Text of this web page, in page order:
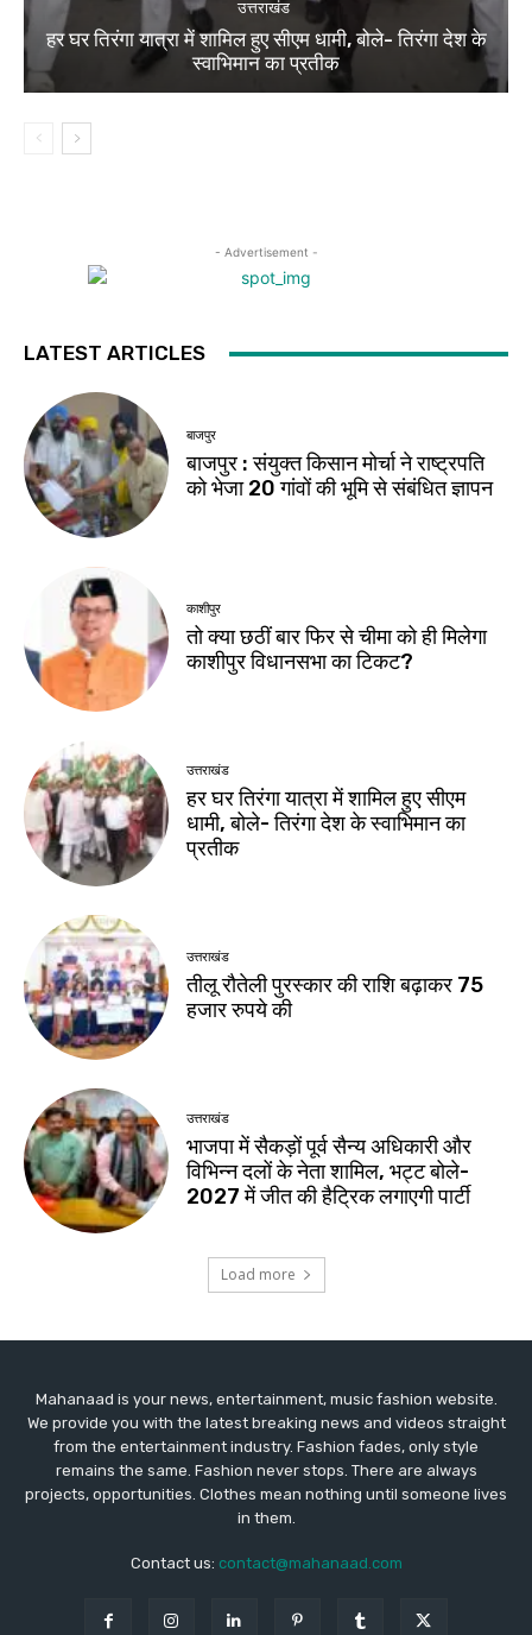
Mahanaad is your news, entertainment, music fashion website.
We provide you with the latest breaking news and videos straight
from the entertainment industry. Fashion fades, only style
remains the same. Fashion never stops. There are always
projects, opportunities. Clothes mean nothing until someone lives
in them.
Contact us: contact@mahanaad.com